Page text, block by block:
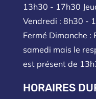
13h30 - 17h30
Vendredi : 8h30 -
Fermé Dimanche :
samedi mais le
est présent de
HORAIRES